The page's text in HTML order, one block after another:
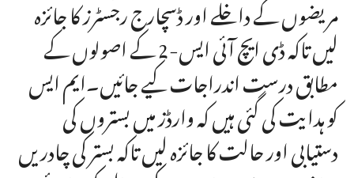
مریضوں کے داخلے اور ڈسچارج رجسٹرز کا جائزہ
لیں تاکہ ڈی ایچ آئی ایس-2 کے اصولوں کے
مطابق درست اندراجات کیے جائیں۔ایم ایس
کو ہدایت کی گئی ہیں کہ وارڈز میں بستروں کی
دستیابی اور حالت کا جائزہ لیں تاکہ بستر کی چادریں